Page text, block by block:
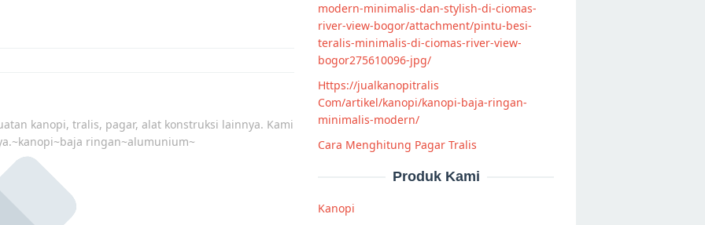
kanopi, tralis, pagar, alat konstruksi lainnya. Kami
ringan~alumunium~
modern-minimalis-dan-stylish-di-ciomas-
river-view-bogor/attachment/pintu-besi-
teralis-minimalis-di-ciomas-river-view-
bogor275610096-jpg/
Https://jualkanopitralis
Com/artikel/kanopi/kanopi-baja-ringan-
minimalis-modern/
Cara Menghitung Pagar Tralis
Produk Kami
Kanopi